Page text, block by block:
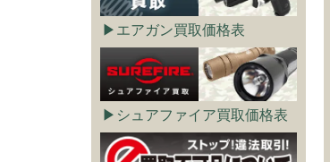
エアガン買取価格表
シュアファイア買取価格表